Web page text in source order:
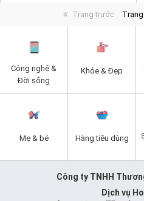
Trang trước Trang
Công nghệ &
Đời sống
Khỏe & Đẹp
Mẹ & bé Hàng tiêu dùng
Công ty TNHH
Dịch vụ